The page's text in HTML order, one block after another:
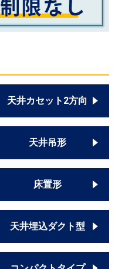
天井カセット2方向
天井吊形
床置形
天井埋込ダクト型